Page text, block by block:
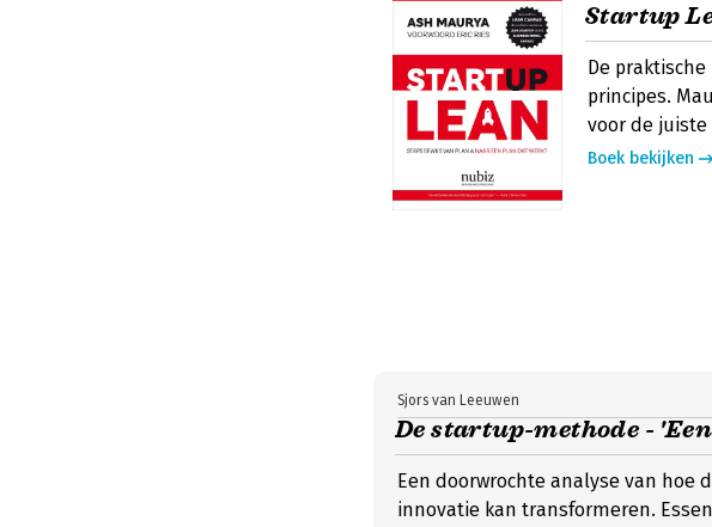
Startup
De
principes.
voor de
Boek bekijken
De startup-methode -
Sjors van Leeuwen
Een doorwrochte analyse van hoe
innovatie kan transformeren.